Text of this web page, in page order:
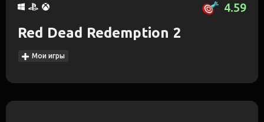
4.59
Red Dead Redemption 2
Мои игры